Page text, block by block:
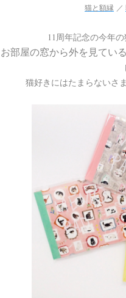
猫と額縁 ／
11周年記念の今年
お部屋の窓から外を見ている
猫好きにはたまらないさ